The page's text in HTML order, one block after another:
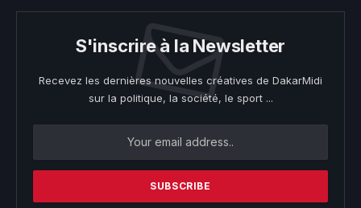
S'inscrire à la Newsletter
Recevez les dernières nouvelles créatives de DakarMidi
sur la politique, la société, le sport ...